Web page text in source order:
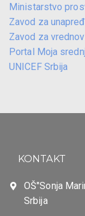
Ministarstvo
Zavod za
Zavod za
Portal Moja
UNICEF Srbija
KONTAKT
OŠ"Sonja
Srbija